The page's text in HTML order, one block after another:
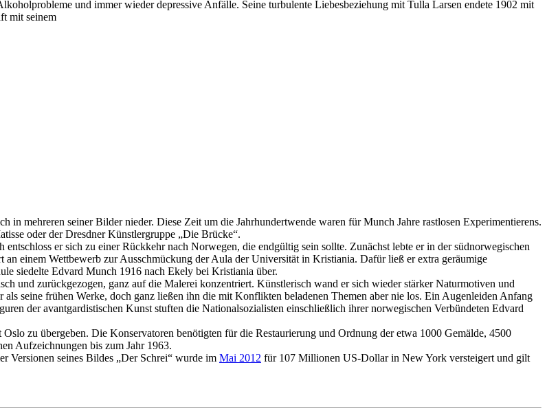
und immer wieder depressive Anfälle. Seine turbulente Liebesbeziehung mit Tulla Larsen endete 1902 mit
mit seinem
mehreren seiner Bilder nieder. Diese Zeit um die Jahrhundertwende waren für Munch Jahre rastlosen Experimentierens.
oder der Dresdner Künstlergruppe „Die Brücke“.
er sich zu einer Rückkehr nach Norwegen, die endgültig sein sollte. Zunächst lebte er in der südnorwegischen
einem Wettbewerb zur Ausschmückung der Aula der Universität in Kristiania. Dafür ließ er extra geräumige
siedelte Edvard Munch 1916 nach Ekely bei Kristiania über.
und zurückgezogen, ganz auf die Malerei konzentriert. Künstlerisch wand er sich wieder stärker Naturmotiven und
seine frühen Werke, doch ganz ließen ihn die mit Konflikten beladenen Themen aber nie los. Ein Augenleiden Anfang
der avantgardistischen Kunst stuften die Nationalsozialisten einschließlich ihrer norwegischen Verbündeten Edvard
zu übergeben. Die Konservatoren benötigten für die Restaurierung und Ordnung der etwa 1000 Gemälde, 4500
Aufzeichnungen bis zum Jahr 1963.
Versionen seines Bildes „Der Schrei“ wurde im Mai 2012 für 107 Millionen US-Dollar in New York versteigert und gilt